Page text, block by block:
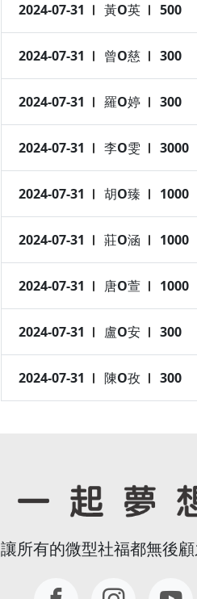
2024-07-31 黃O英 500
2024-07-31 曾O慈 300
2024-07-31 羅O婷 300
2024-07-31 李O雯 3000
2024-07-31 胡O臻 1000
2024-07-31 莊O涵 1000
2024-07-31 唐O萱 1000
2024-07-31 盧O安 300
2024-07-31 陳O孜 300
讓所有的微型社福都無後